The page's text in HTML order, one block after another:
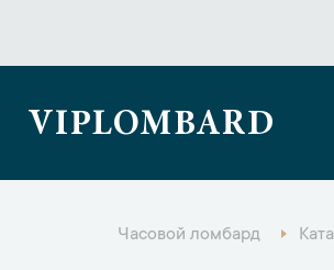
VIPLOMBARD
Часовой ломбард